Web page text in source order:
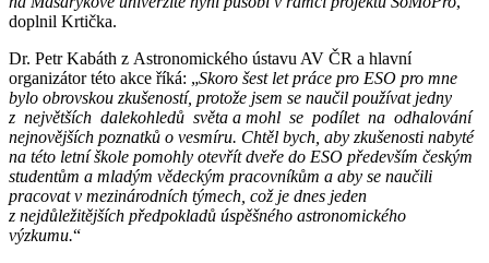
doplnil Krtička.
Dr. Petr Kabáth z Astronomického ústavu AV ČR a hlavní
organizátor této akce říká: „Skoro šest let práce pro ESO pro mne
bylo obrovskou zkušeností, protože jsem se naučil používat jedny
z největších dalekohledů světa a mohl se podílet na odhalování
nejnovějších poznatků o vesmíru. Chtěl bych, aby zkušenosti nabyté
na této letní škole pomohly otevřít dveře do ESO především českým
studentům a mladým vědeckým pracovníkům a aby se naučili
pracovat v mezinárodních týmech, což je dnes jeden
z nejdůležitějších předpokladů úspěšného astronomického
výzkumu.“